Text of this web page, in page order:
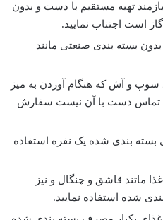
تهیه مستقیم با دست و بدون
است اجتناب نمایید.
بسته بندی صنعتی مانند
سوپ و آش که هنگام آوردن به میز
تماس دست با آن نیست سفارش
بسته بندی شده یک نفره استفاده
ماتند قاشق و چنگال و نیز
شده استفاده نمایید.